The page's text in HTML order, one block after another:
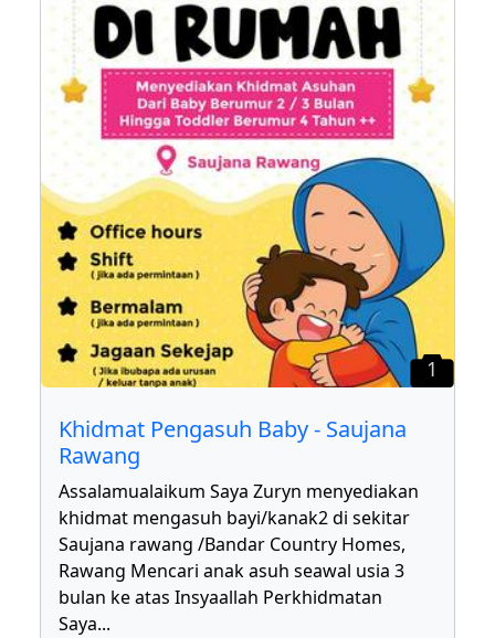
1
Khidmat Pengasuh Baby - Saujana
Rawang
Assalamualaikum Saya Zuryn menyediakan
khidmat mengasuh bayi/kanak2 di sekitar
Saujana rawang /Bandar Country Homes,
Rawang Mencari anak asuh seawal usia 3
bulan ke atas Insyaallah Perkhidmatan
Saya...